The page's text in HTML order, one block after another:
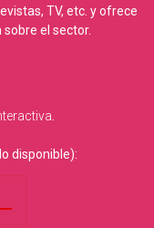
TV, etc. y ofrece
el sector.
disponible):